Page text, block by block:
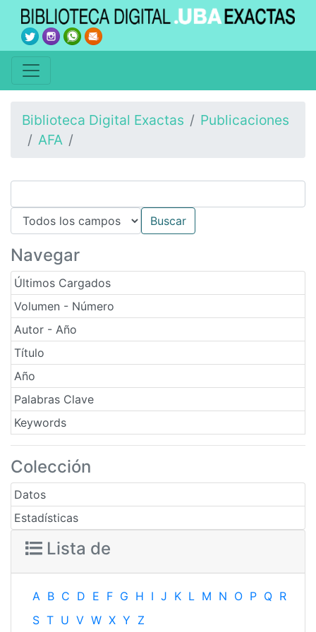
Biblioteca Digital Exactas
Publicaciones
AFA
Navegar
Últimos Cargados
Volumen - Número
Autor - Año
Título
Año
Palabras Clave
Keywords
Colección
Datos
Estadísticas
Lista de
A B C D E F G H I J K L M N O P Q R
S T U V W X Y Z